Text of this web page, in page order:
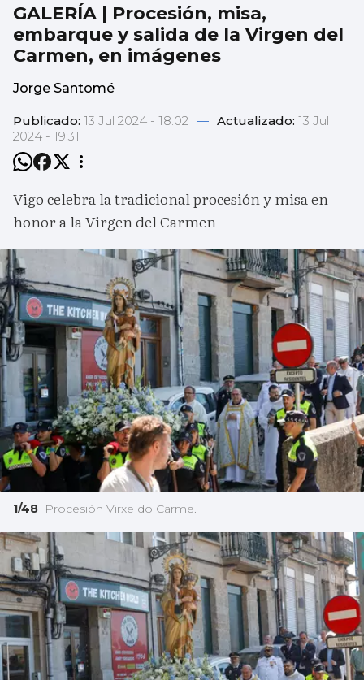
GALERÍA | Procesión, misa,
embarque y salida de la Virgen del
Carmen, en imágenes
Jorge Santomé
Publicado: 13 Jul 2024 - 18:02 — Actualizado: 13 Jul
2024 - 19:31
Vigo celebra la tradicional procesión y misa en
honor a la Virgen del Carmen
1/48 Procesión Virxe do Carme.